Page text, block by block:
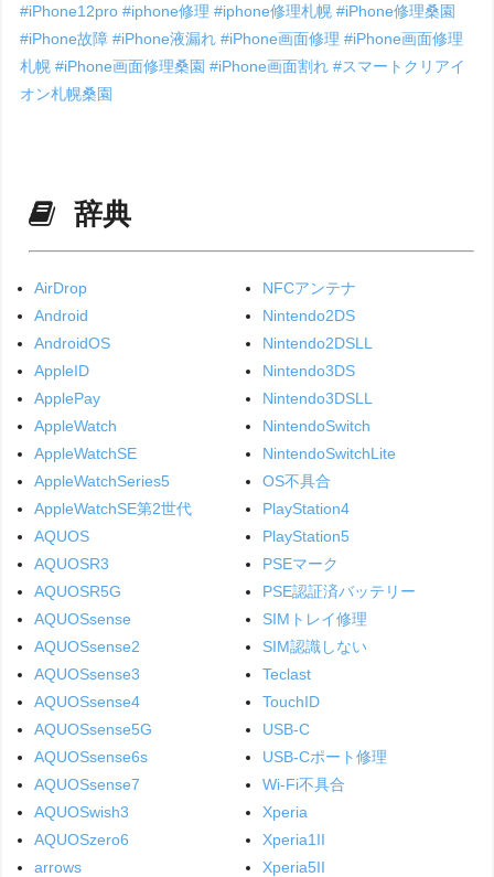
#iPhone12pro#iphone修理#iphone修理札幌#iPhone修理桑園
#iPhone故障#iPhone液漏れ#iPhone画面修理#iPhone画面修理
札幌#iPhone画面修理桑園#iPhone画面割れ#スマートクリアイ
オン札幌桑園
辞典
AirDrop
Android
AndroidOS
AppleID
ApplePay
AppleWatch
AppleWatchSE
AppleWatchSeries5
AppleWatchSE第2世代
AQUOS
AQUOSR3
AQUOSR5G
AQUOSsense
AQUOSsense2
AQUOSsense3
AQUOSsense4
AQUOSsense5G
AQUOSsense6s
AQUOSsense7
AQUOSwish3
AQUOSzero6
arrows
NFCアンテナ
Nintendo2DS
Nintendo2DSLL
Nintendo3DS
Nintendo3DSLL
NintendoSwitch
NintendoSwitchLite
OS不具合
PlayStation4
PlayStation5
PSEマーク
PSE認証済バッテリー
SIMトレイ修理
SIM認識しない
Teclast
TouchID
USB-C
USB-Cポート修理
Wi-Fi不具合
Xperia
Xperia1II
Xperia5II